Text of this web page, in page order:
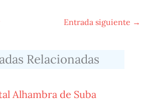
Entrada siguiente →
Relacionadas
Alhambra de Suba